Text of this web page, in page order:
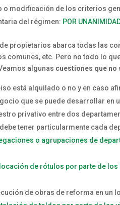
o modificación de los criterios
del régimen: POR
propietarios abarca todas las
comunes, etc. Pero no todo lo
algunas cuestiones que no
está alquilado o no y en caso
que se puede desarrollar en
privativo entre dos
tener particularmente cada
o agrupaciones de
de rótulos por parte de los
de obras de reforma en un